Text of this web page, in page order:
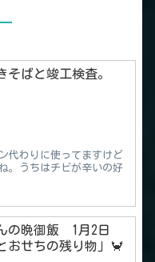
そばと竣工検査。
代わりに使ってますけど
。うちはチビが辛いの好
の晩御飯 1月2日
おせちの残り物」🦀